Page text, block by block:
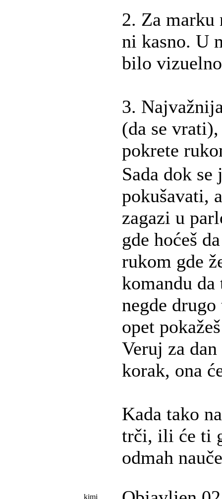
2. Za marku
ni kasno. U
bilo
3.
(da se
pokrete
Sada dok
pokušavati,
zagazi u
gde hoćeš
rukom gde
komandu
negde
opet
Veruj za
korak, ona
Kada tako
trči, ili će ti
odmah
kimi